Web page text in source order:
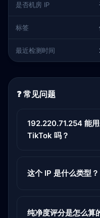
是否机房 IP
标签
最近检测时间
❓ 常见问题
192.220.71.254 能
TikTok 吗？
这个 IP 是什么类型？
纯净度评分是怎么算